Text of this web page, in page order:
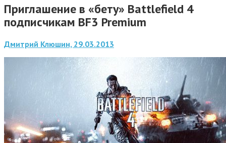
Приглашение в «бету» Battlefield 4
подписчикам BF3 Premium
Дмитрий Клюшин, 29.03.2013